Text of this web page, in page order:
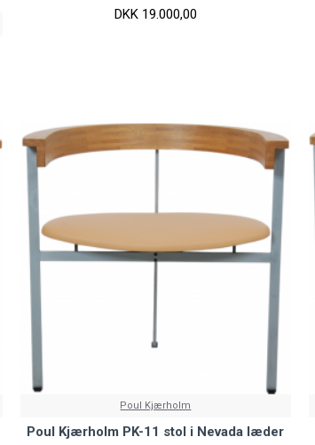
DKK 19.000,00
Poul Kjærholm
Poul Kjærholm PK-11 stol i Nevada læder